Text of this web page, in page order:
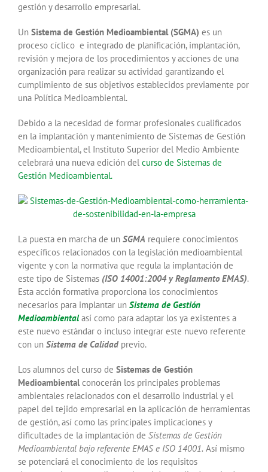
gestión y desarrollo empresarial.
Un Sistema de Gestión Medioambiental (SGMA) es un
proceso cíclico e integrado de planificación, implantación,
revisión y mejora de los procedimientos y acciones de una
organización para realizar su actividad garantizando el
cumplimiento de sus objetivos establecidos previamente por
una Política Medioambiental.
Debido a la necesidad de formar profesionales cualificados
en la implantación y mantenimiento de Sistemas de Gestión
Medioambiental, el Instituto Superior del Medio Ambiente
celebrará una nueva edición del curso de Sistemas de
Gestión Medioambiental.
La puesta en marcha de un SGMA requiere conocimientos
específicos relacionados con la legislación medioambiental
vigente y con la normativa que regula la implantación de
este tipo de Sistemas (ISO 14001:2004 y Reglamento EMAS).
Esta acción formativa proporciona los conocimientos
necesarios para implantar un Sistema de Gestión
Medioambientalasí como para adaptar los ya existentes a
este nuevo estándar o incluso integrar este nuevo referente
con un Sistema de Calidadprevio.
Los alumnos del curso de Sistemas de Gestión
Medioambientalconocerán los principales problemas
ambientales relacionados con el desarrollo industrial y el
papel del tejido empresarial en la aplicación de herramientas
de gestión, así como las principales implicaciones y
dificultades de la implantación de Sistemas de Gestión
Medioambiental bajo referente EMAS e ISO 14001. Así mismo
se potenciará el conocimiento de los requisitos